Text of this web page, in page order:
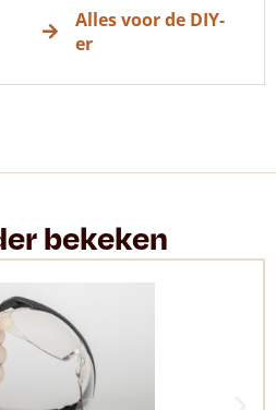
Alles voor de DIY-
er
bekeken